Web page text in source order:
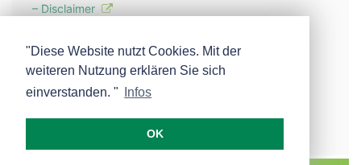
– Disclaimer
– Werbung
– Mehr über unsere Experten
"Diese Website nutzt Cookies. Mit der
weiteren Nutzung erklären Sie sich
einverstanden. "
Infos
OK